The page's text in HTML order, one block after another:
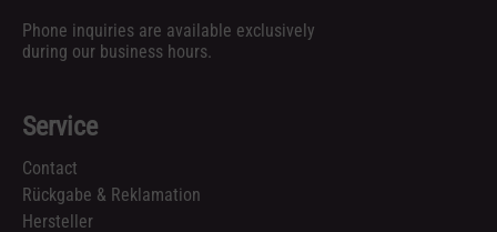
Phone inquiries are available exclusively
during our business hours.
Service
Contact
Rückgabe & Reklamation
Hersteller